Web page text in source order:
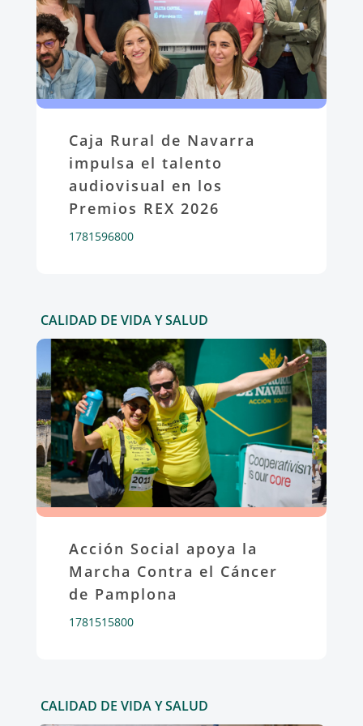
Caja Rural de Navarra
impulsa el talento
audiovisual en los
Premios REX 2026
1781596800
CALIDAD DE VIDA Y SALUD
Acción Social apoya la
Marcha Contra el Cáncer
de Pamplona
1781515800
CALIDAD DE VIDA Y SALUD